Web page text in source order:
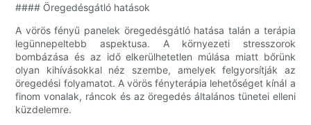
#### Öregedésgátló hatások
A vörös fényű panelek öregedésgátló hatása talán a terápia
legünnepeltebb aspektusa. A környezeti stresszorok
bombázása és az idő elkerülhetetlen múlása miatt bőrünk
olyan kihívásokkal néz szembe, amelyek felgyorsítják az
öregedési folyamatot. A vörös fényterápia lehetőséget kínál a
finom vonalak, ráncok és az öregedés általános tünetei elleni
küzdelemre.